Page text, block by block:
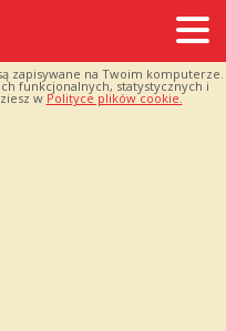
zapisywane na Twoim komputerze.
funkcjonalnych, statystycznych i
w Polityce plików cookie.